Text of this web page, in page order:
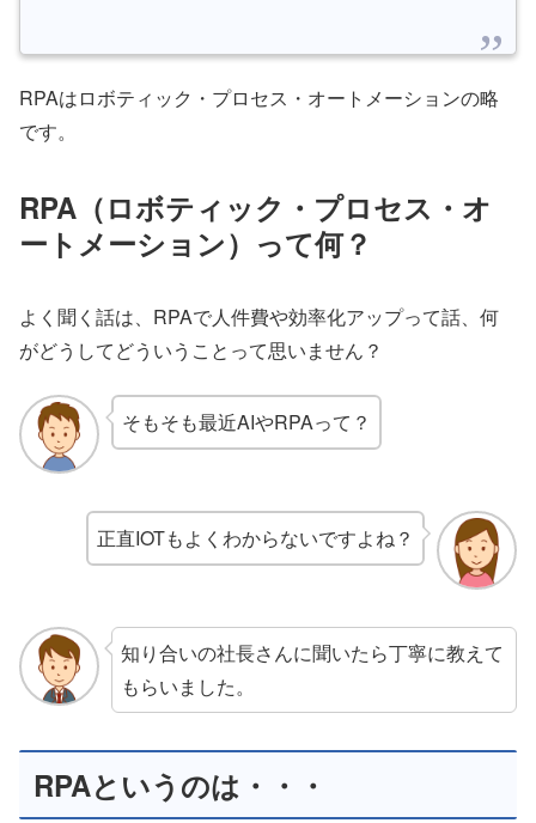
RPAはロボティック・プロセス・オートメーションの略
です。
RPA（ロボティック・プロセス・オ
ートメーション）って何？
よく聞く話は、RPAで人件費や効率化アップって話、何
がどうしてどういうことって思いません？
そもそも最近AIやRPAって？
正直IOTもよくわからないですよね？
知り合いの社長さんに聞いたら丁寧に教えて
もらいました。
RPAというのは・・・